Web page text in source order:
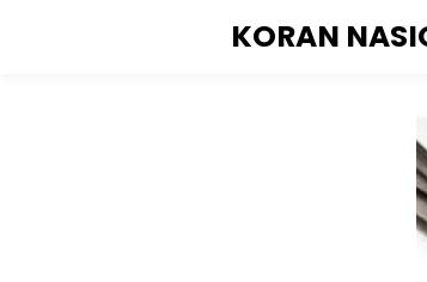
KORAN